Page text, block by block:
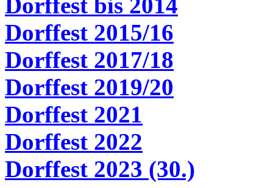
Dorffest 2015/16
Dorffest 2017/18
Dorffest 2019/20
Dorffest 2021
Dorffest 2022
Dorffest 2023 (30.)